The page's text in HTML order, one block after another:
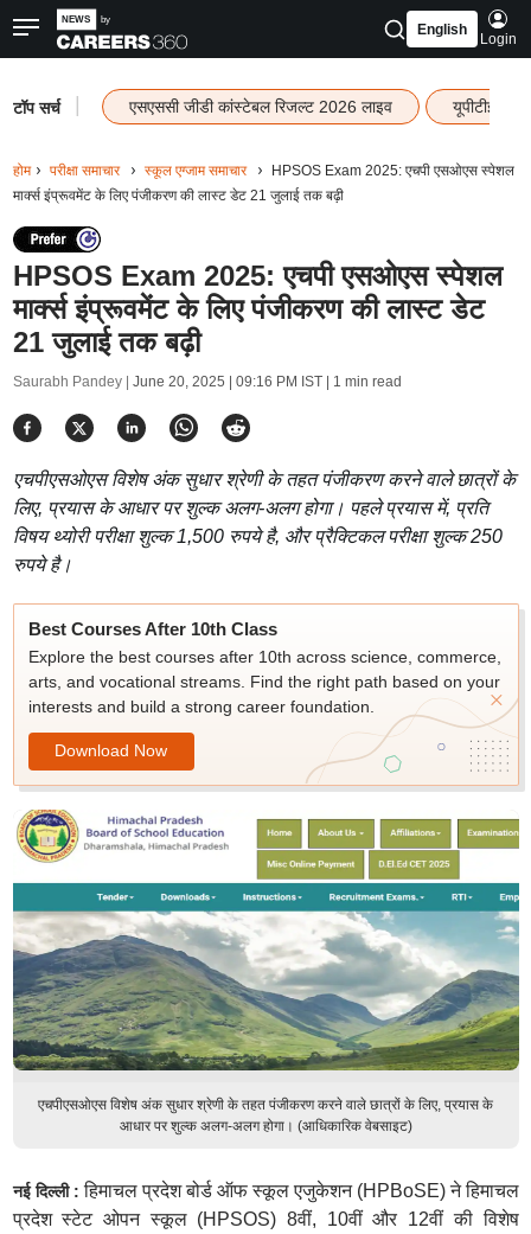
English
Login
टॉप सर्च एसएससी जीडी कांस्टेबल रिजल्ट 2026 लाइव यूपीटीईटी
होम परीक्षा समाचार स्कूल एग्जाम समाचार
HPSOS Exam 2025: एचपी एसओएस स्पेशल
मार्क्स इंप्रूवमेंट के लिए पंजीकरण की लास्ट डेट 21 जुलाई तक बढ़ी
HPSOS Exam 2025: एचपी एसओएस स्पेशल
मार्क्स इंप्रूवमेंट के लिए पंजीकरण की लास्ट डेट
21 जुलाई तक बढ़ी
Saurabh Pandey | June 20, 2025 | 09:16 PM IST| 1 min read
एचपीएसओएस विशेष अंक सुधार श्रेणी के तहत पंजीकरण करने वाले छात्रों के
लिए, प्रयास के आधार पर शुल्क अलग-अलग होगा। पहले प्रयास में, प्रति
विषय थ्योरी परीक्षा शुल्क 1,500 रुपये है, और प्रैक्टिकल परीक्षा शुल्क 250
रुपये है।
Best Courses After 10th Class
Explore the best courses after 10th across science, commerce,
arts, and vocational streams. Find the right path based on your
interests and build a strong career foundation.
Download Now
एचपीएसओएस विशेष अंक सुधार श्रेणी के तहत पंजीकरण करने वाले छात्रों के लिए, प्रयास के
आधार पर शुल्क अलग-अलग होगा। (आधिकारिक वेबसाइट)
नई दिल्ली : हिमाचल प्रदेश बोर्ड ऑफ स्कूल एजुकेशन (HPBoSE) ने हिमाचल
प्रदेश स्टेट ओपन स्कूल (HPSOS) 8वीं, 10वीं और 12वीं की विशेष